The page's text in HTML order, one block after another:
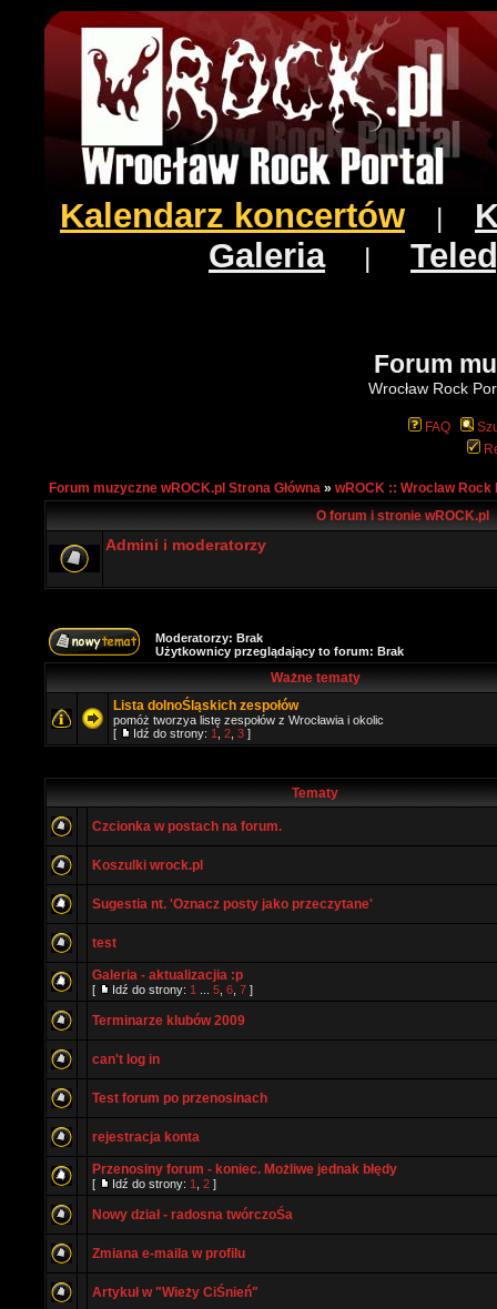
Kalendarz koncertów
Galeria|
Forum
Wrocław Rock
FAQ
Forum muzyczne wROCK.pl Strona Główna » wROCK :: Wroclaw Rock
O forum i stronie wROCK.pl
Admini i moderatorzy
Moderatorzy: Brak
Użytkownicy przeglądający to forum: Brak
Ważne tematy
Lista dolnoŚląskich zespołów
pomóż tworzya listę zespołów z Wrocławia i okolic
[
Idź do strony: 1 2 3 ]
Tematy
Czcionka w postach na forum.
Koszulki wrock.pl
Sugestia nt. 'Oznacz posty jako przeczytane'
test
Galeria - aktualizacjia :p
[ Idź do strony: 1 5 6 7 ]
Terminarze klubów 2009
can't log in
Test forum po przenosinach
rejestracja konta
Przenosiny forum - koniec. Możliwe jednak błędy
[ Idź do strony: 1 2 ]
Nowy dział - radosna twórczoŚa
Zmiana e-maila w profilu
Artykuł w "Wieży CiŚnień"